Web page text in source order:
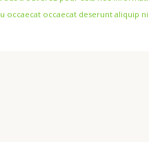
occaecat occaecat deserunt aliquip